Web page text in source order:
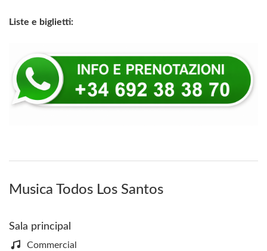
Liste e biglietti:
Musica Todos Los Santos
Sala principal
Commercial